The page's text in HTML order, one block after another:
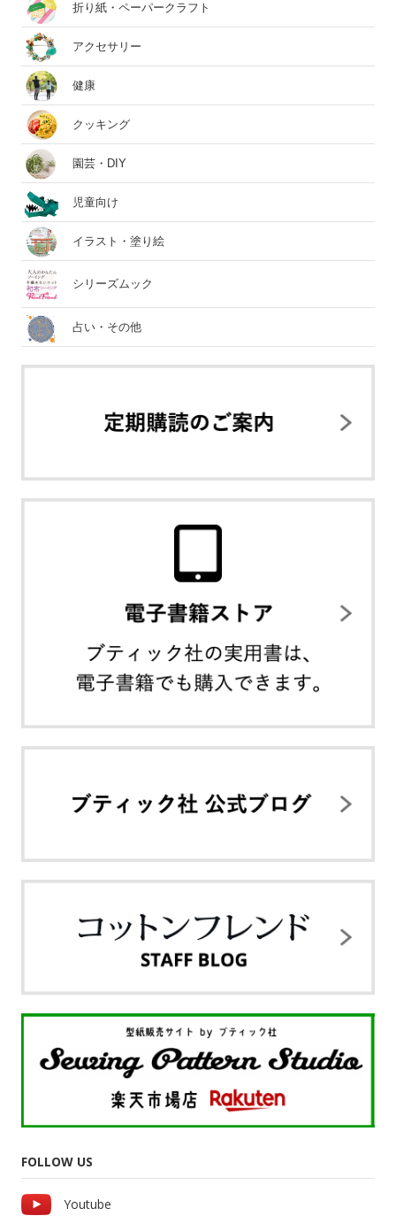
折り紙・ペーパークラフト
アクセサリー
健康
クッキング
園芸・DIY
児童向け
イラスト・塗り絵
シリーズムック
占い・その他
FOLLOW US
Youtube